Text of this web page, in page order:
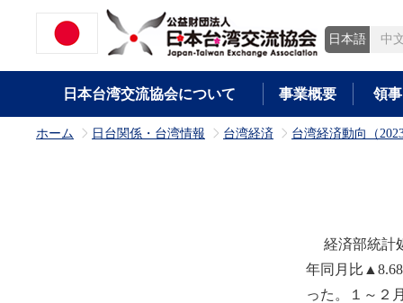
日本語 中
日本台湾交流協会について 事業概要 領
ホーム >
日台関係・台湾情報 >
台湾経済 >
台湾経済動向（
経済部統計
年同月比
った。１～２